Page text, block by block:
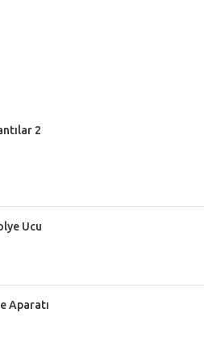
2
Ucu
Aparatı